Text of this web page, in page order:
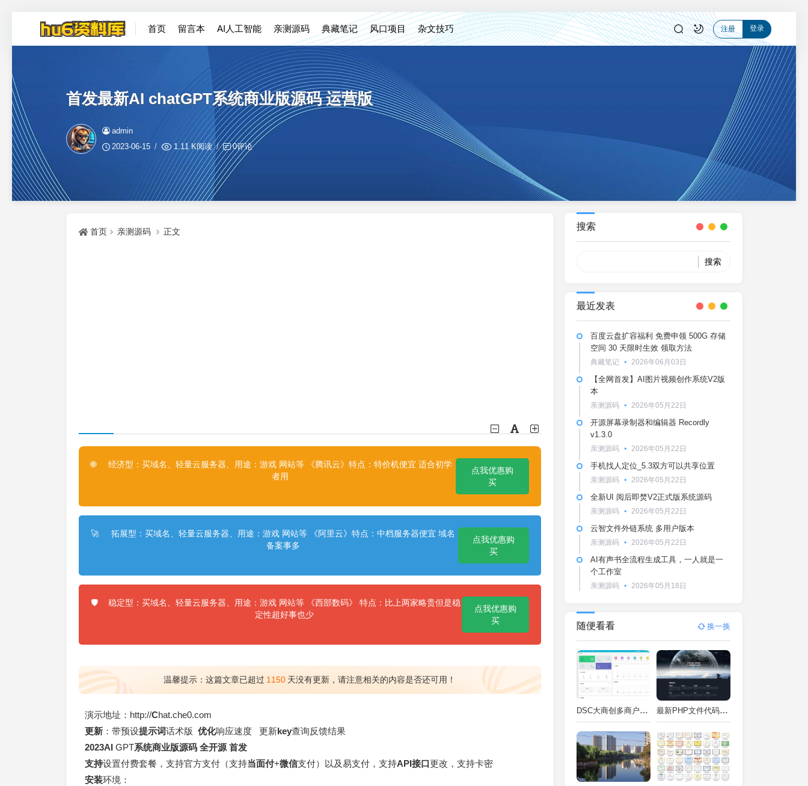
首页 留言本 AI人工智能 亲测源码 典藏笔记 风口项目 杂文技巧 注册 登录
首发最新AI chatGPT系统商业版源码 运营版
admin
2023-06-15
1.11 K阅读 0评论
首页 亲测源码 正文
🌐
经济型：买域名、轻量云服务器、用途：游戏 网站等 《腾讯云》特点：特价机便宜 适合初学
者用
点我优惠购
买
🚀
拓展型：买域名、轻量云服务器、用途：游戏 网站等 《阿里云》特点：中档服务器便宜 域名
备案事多
点我优惠购
买
🛡️
稳定型：买域名、轻量云服务器、用途：游戏 网站等 《西部数码》 特点：比上两家略贵但是稳
定性超好事也少
点我优惠购
买
温馨提示：这篇文章已超过 1150 天没有更新，请注意相关的内容是否还可用！
演示地址：http://Chat.che0.com
更新：带预设提示词话术版 优化响应速度 更新key查询反馈结果
2023AIGPT系统商业版源码 全开源 首发
支持设置付费套餐，支持官方支付（支持当面付+微信支付）以及易支付，支持API接口更改，支持卡密
安装环境：
搜索
最近发表
百度云盘扩容福利 免费申领 500G 存储
空间 30 天限时生效 领取方法
典藏笔记 2026年06月03日
【全网首发】AI图片视频创作系统V2版
本
亲测源码 2026年05月22日
开源屏幕录制器和编辑器 Recordly
v1.3.0
亲测源码 2026年05月22日
手机找人定位_5.3双方可以共享位置
亲测源码 2026年05月22日
全新UI 阅后即焚V2正式版系统源码
亲测源码 2026年05月22日
云智文件外链系统 多用户版本
亲测源码 2026年05月22日
AI有声书全流程生成工具，一人就是一
个工作室
亲测源码 2026年05月18日
随便看看 换一换
DSC大商创多商户电商系统完整部署教程（附PHP7.4/PHP8兼容修复方案） 最新PHP文件代码加密系统 在线PHP加密系统 全开源 亲测可用